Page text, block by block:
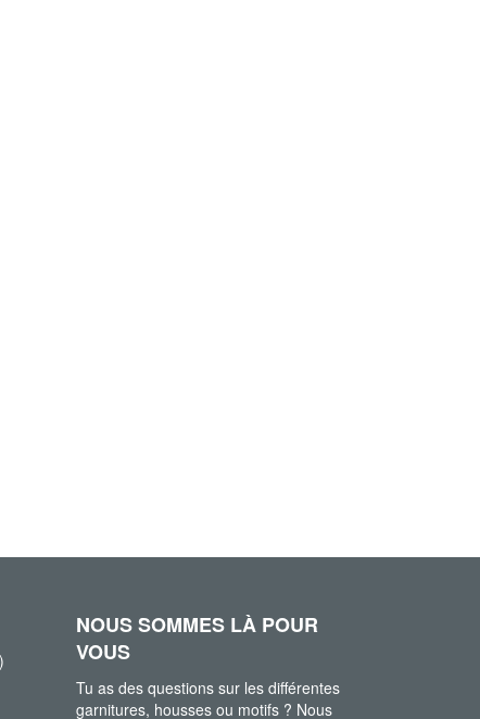
NOUS SOMMES LÀ POUR
VOUS
Tu as des questions sur les différentes
garnitures, housses ou motifs ? Nous